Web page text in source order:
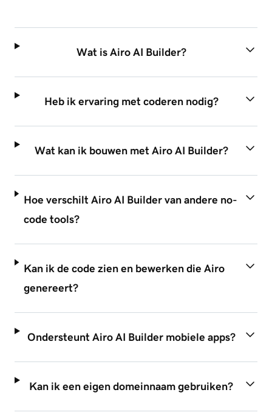
Wat is Airo AI Builder?
Heb ik ervaring met coderen nodig?
Wat kan ik bouwen met Airo AI Builder?
Hoe verschilt Airo AI Builder van andere no-
code tools?
Kan ik de code zien en bewerken die Airo
genereert?
Ondersteunt Airo AI Builder mobiele apps?
Kan ik een eigen domeinnaam gebruiken?